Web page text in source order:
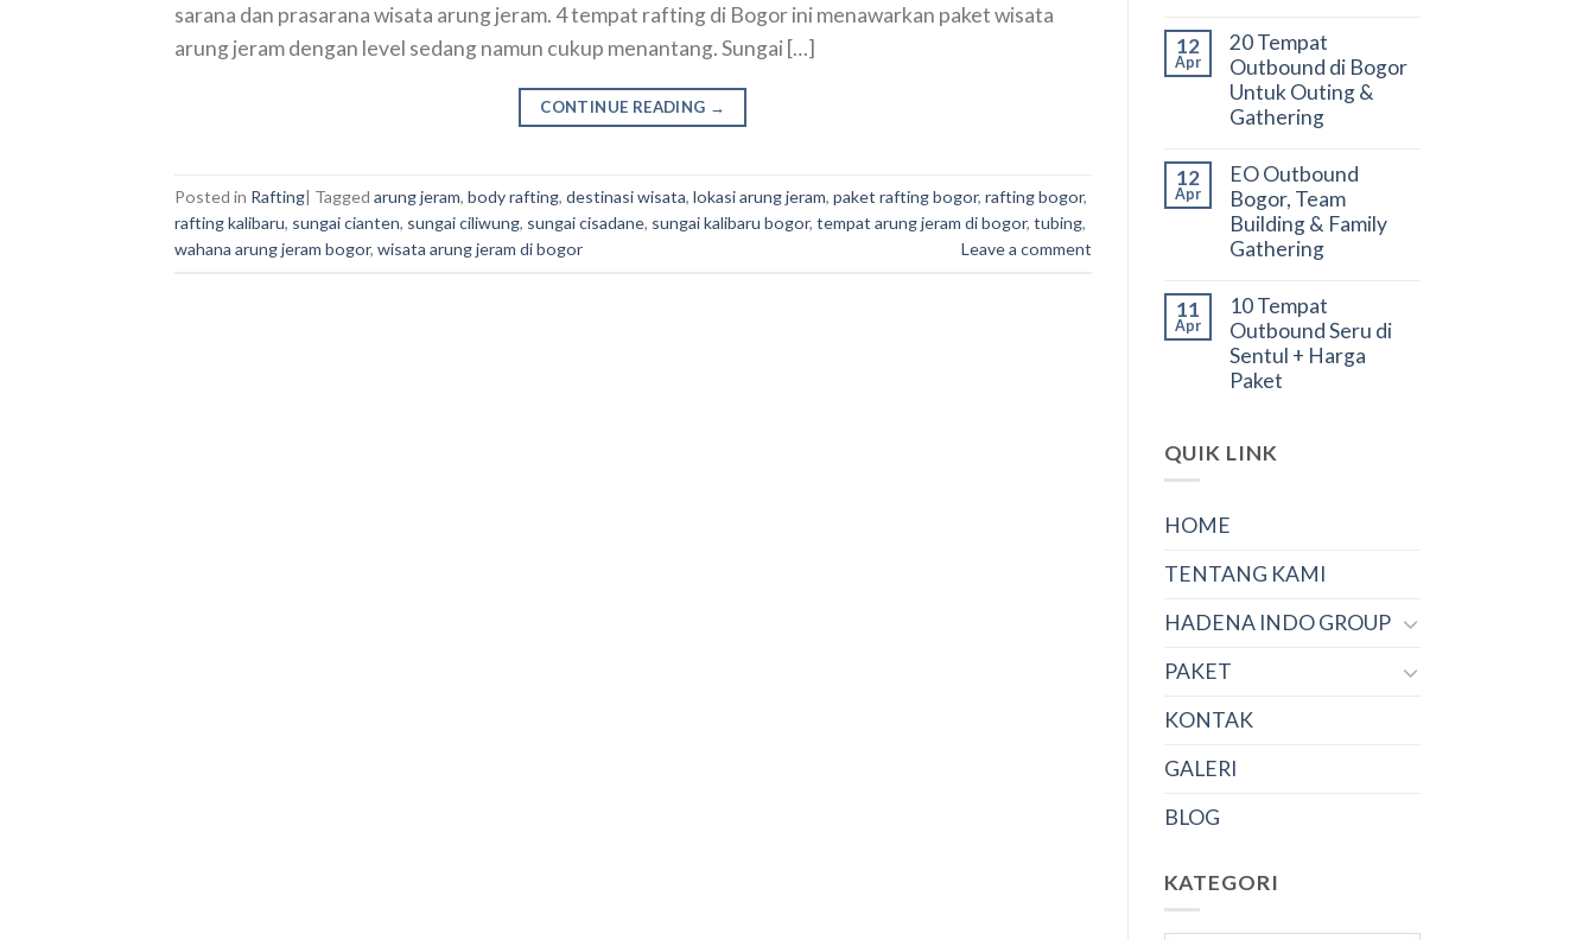
sarana dan prasarana wisata arung jeram. 4 tempat rafting di Bogor ini menawarkan paket wisata
arung jeram dengan level sedang namun cukup menantang. Sungai […]
CONTINUE READING →
Posted in Rafting| Tagged arung jeram, body rafting, destinasi wisata, lokasi arung jeram, paket rafting bogor, rafting bogor,
rafting kalibaru, sungai cianten, sungai ciliwung, sungai cisadane, sungai kalibaru bogor, tempat arung jeram di bogor, tubing,
wahana arung jeram bogor, wisata arung jeram di bogor Leave a comment
12
Apr
20 Tempat
Outbound di Bogor
Untuk Outing &
Gathering
12
Apr
EO Outbound
Bogor, Team
Building & Family
Gathering
11
Apr
10 Tempat
Outbound Seru di
Sentul + Harga
Paket
QUIK LINK
HOME
TENTANG KAMI
HADENA INDO GROUP
PAKET
KONTAK
GALERI
BLOG
KATEGORI